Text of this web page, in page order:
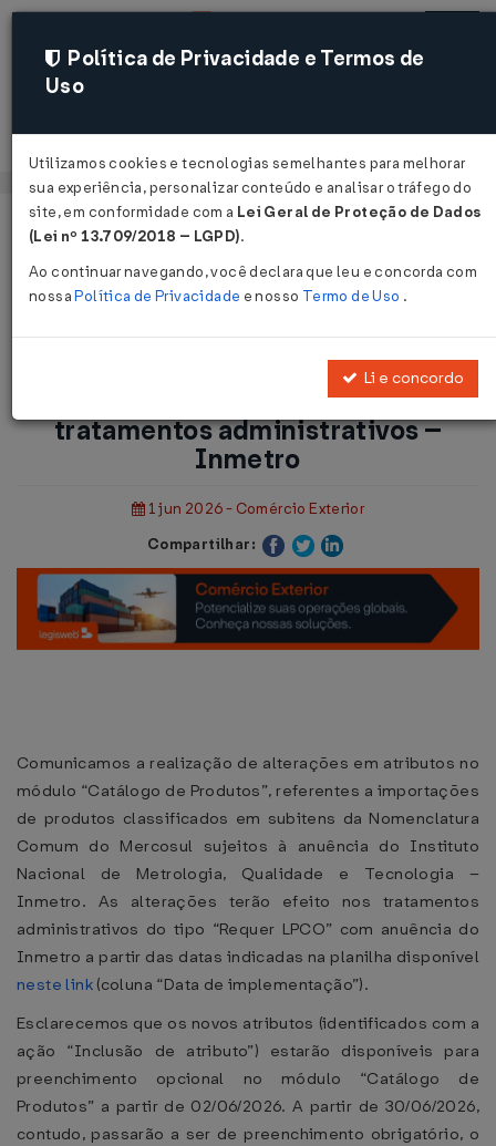
Acessar
Página Inicial
Notícias
Inmetro...
Voltar
Alteração nos atributos e
tratamentos administrativos –
Inmetro
1 jun 2026 - Comércio Exterior
Compartilhar:
Comunicamos a realização de alterações em atributos no
módulo “Catálogo de Produtos”, referentes a importações
de produtos classificados em subitens da Nomenclatura
Comum do Mercosul sujeitos à anuência do Instituto
Nacional de Metrologia, Qualidade e Tecnologia –
Inmetro. As alterações terão efeito nos tratamentos
administrativos do tipo “Requer LPCO” com anuência do
Inmetro a partir das datas indicadas na planilha disponível
neste link(coluna “Data de implementação”).
Esclarecemos que os novos atributos (identificados com a
ação “Inclusão de atributo”) estarão disponíveis para
preenchimento opcional no módulo “Catálogo de
Produtos” a partir de 02/06/2026. A partir de 30/06/2026,
contudo, passarão a ser de preenchimento obrigatório, o
Política de Privacidade e Termos de
Uso
Utilizamos cookies e tecnologias semelhantes para melhorar
sua experiência, personalizar conteúdo e analisar o tráfego do
site, em conformidade com a Lei Geral de Proteção de Dados
(Lei nº 13.709/2018 – LGPD).
Ao continuar navegando, você declara que leu e concorda com
nossaPolítica de Privacidade e nosso Termo de Uso .
Li e concordo